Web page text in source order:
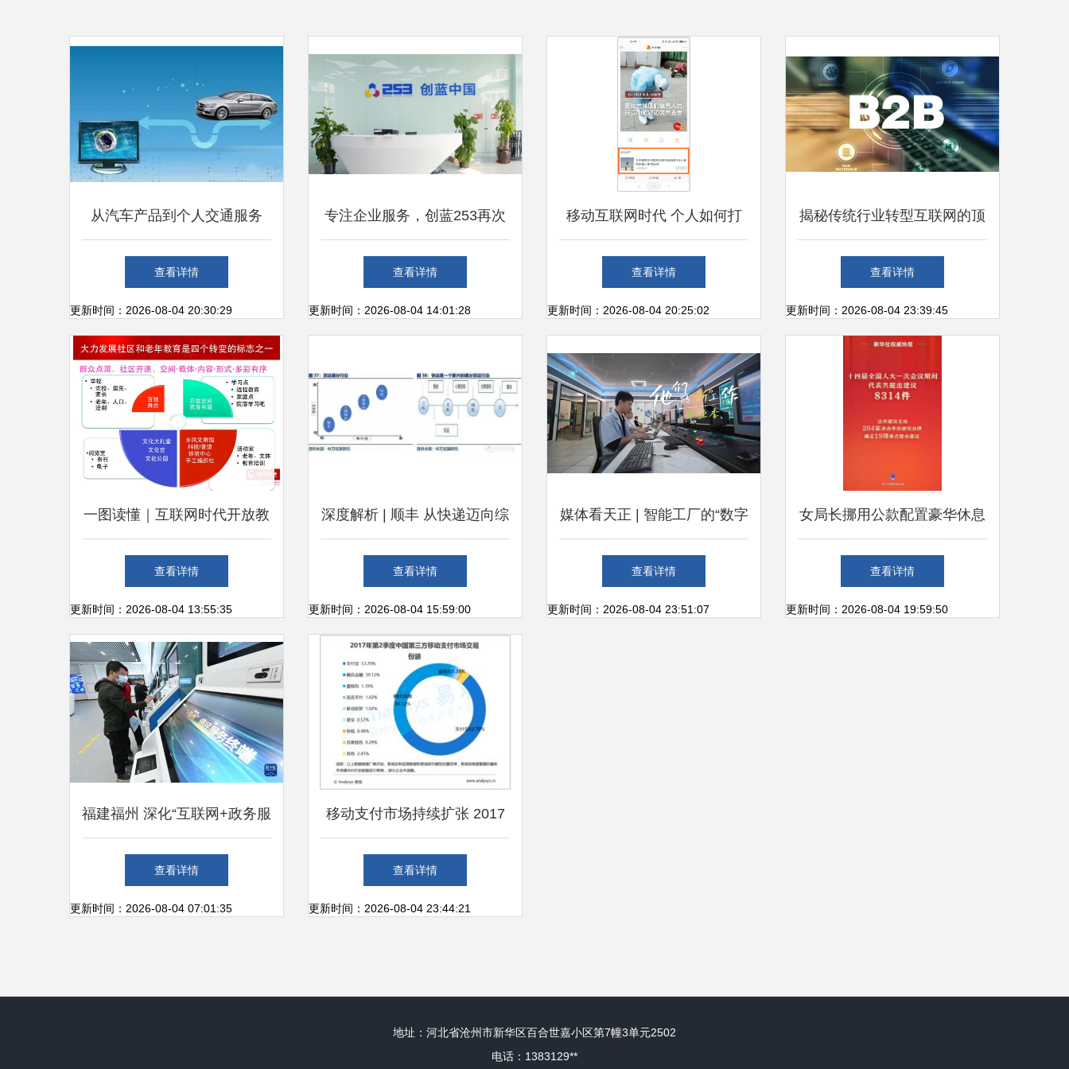
从汽车产品到个人交通服务
互联网造车的渐进过程分析
查看详情
更新时间：2026-08-04 20:30:29
专注企业服务，创蓝253再次
登榜中国互联网百强企业 从
规模化走向价值化
查看详情
更新时间：2026-08-04 14:01:28
移动互联网时代 个人如何打
造一款新闻资讯类产品
查看详情
更新时间：2026-08-04 20:25:02
揭秘传统行业转型互联网的顶
层设计与实践路径
查看详情
更新时间：2026-08-04 23:39:45
一图读懂｜互联网时代开放教
育走势——以开放大学为例
查看详情
更新时间：2026-08-04 13:55:35
深度解析 | 顺丰 从快递迈向综
合物流服务商的征程
查看详情
更新时间：2026-08-04 15:59:00
媒体看天正 | 智能工厂的“数字
医者” 解码个人互联网的新极
简主义
查看详情
更新时间：2026-08-04 23:51:07
女局长挪用公款配置豪华休息
室被查 权力岂能一再越界
查看详情
更新时间：2026-08-04 19:59:50
福建福州 深化“互联网+政务服
务”，开通个人便捷办事新通
道
查看详情
更新时间：2026-08-04 07:01:35
移动支付市场持续扩张 2017
年第二季度交易额突破23万亿
元
查看详情
更新时间：2026-08-04 23:44:21
地址：河北省沧州市新华区百合世嘉小区第7幢3单元2502
电话：1383129**